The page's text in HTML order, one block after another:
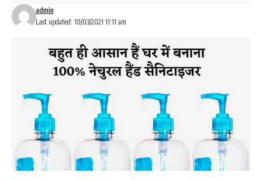
Last updated: 10/03/2021 11:11 am
admin